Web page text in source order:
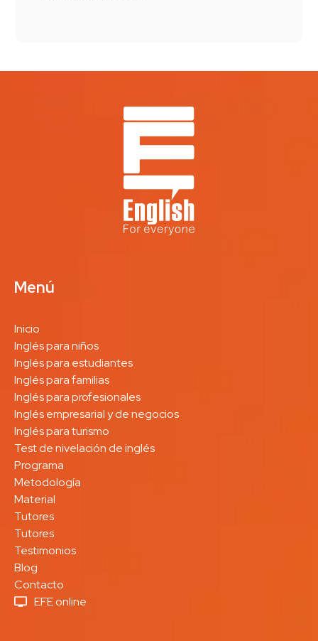
Menú
Inicio
Inglés para niños
Inglés para estudiantes
Inglés para familias
Inglés para profesionales
Inglés empresarial y de negocios
Inglés para turismo
Test de nivelación de inglés
Programa
Metodología
Material
Tutores
Tutores
Testimonios
Blog
Contacto
EFE online